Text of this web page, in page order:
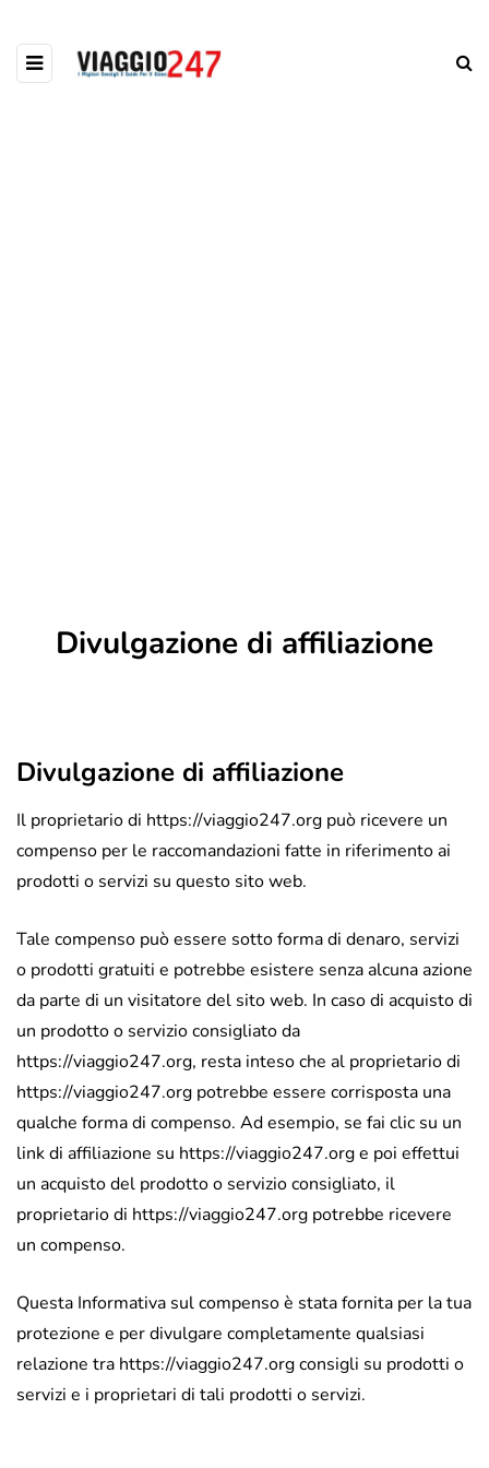
Divulgazione di affiliazione
Divulgazione di affiliazione
Il proprietario di https://viaggio247.org può ricevere un
compenso per le raccomandazioni fatte in riferimento ai
prodotti o servizi su questo sito web.
Tale compenso può essere sotto forma di denaro, servizi
o prodotti gratuiti e potrebbe esistere senza alcuna azione
da parte di un visitatore del sito web. In caso di acquisto di
un prodotto o servizio consigliato da
https://viaggio247.org, resta inteso che al proprietario di
https://viaggio247.org potrebbe essere corrisposta una
qualche forma di compenso. Ad esempio, se fai clic su un
link di affiliazione su https://viaggio247.org e poi effettui
un acquisto del prodotto o servizio consigliato, il
proprietario di https://viaggio247.org potrebbe ricevere
un compenso.
Questa Informativa sul compenso è stata fornita per la tua
protezione e per divulgare completamente qualsiasi
relazione tra https://viaggio247.org consigli su prodotti o
servizi e i proprietari di tali prodotti o servizi.